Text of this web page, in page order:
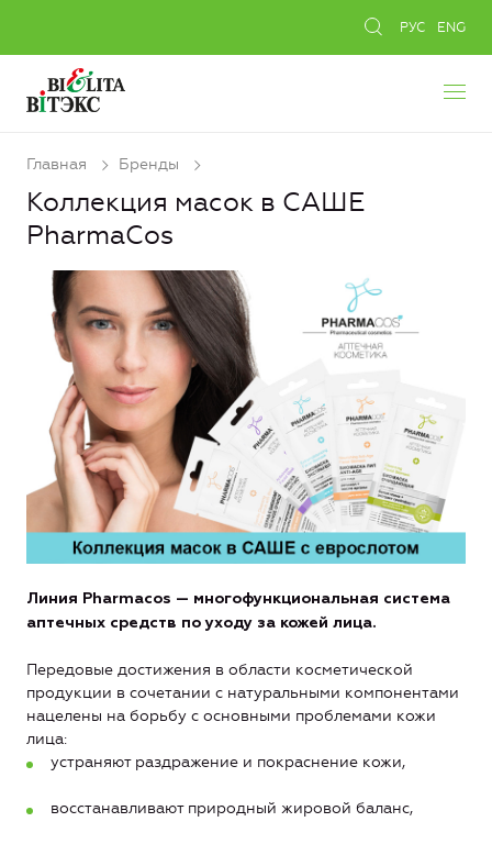
РУС ENG
Главная Бренды
Коллекция масок в САШЕ
PharmaCos
Линия Pharmacos — многофункциональная система
аптечных средств по уходу за кожей лица.
Передовые достижения в области косметической
продукции в сочетании с натуральными компонентами
нацелены на борьбу с основными проблемами кожи
лица:
устраняют раздражение и покраснение кожи,
восстанавливают природный жировой баланс,